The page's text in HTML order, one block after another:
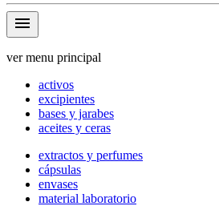
menu
ver menu principal
activos
excipientes
bases y jarabes
aceites y ceras
extractos y perfumes
cápsulas
envases
material laboratorio